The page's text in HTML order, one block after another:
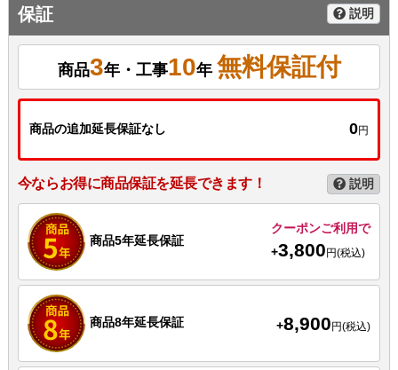
保証 説明
商品3年・工事10年 無料保証付
商品の追加延長保証なし 0円
今ならお得に商品保証を延長できます！ 説明
商品5年延長保証
クーポンご利用で
+3,800 円(税込)
商品8年延長保証 +8,900円(税込)